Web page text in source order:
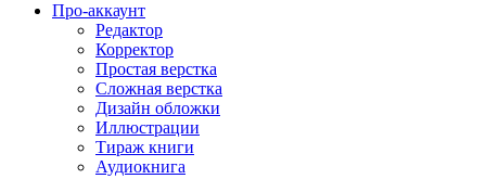
Про-аккаунт
Редактор
Корректор
Простая верстка
Сложная верстка
Дизайн обложки
Иллюстрации
Тираж книги
Аудиокнига